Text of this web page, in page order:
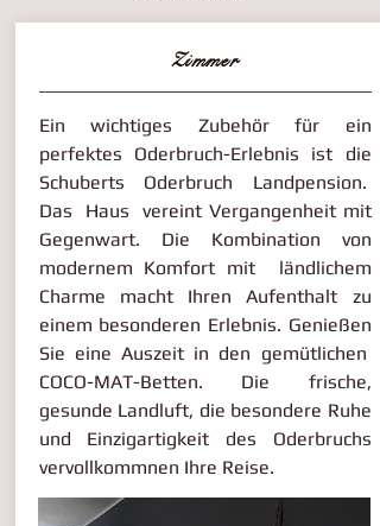
Zimmer
Ein wichtiges Zubehör für ein
perfektes Oderbruch-Erlebnis ist die
Schuberts Oderbruch Landpension.
Das Haus vereint Vergangenheit mit
Gegenwart. Die Kombination von
modernem Komfort mit ländlichem
Charme macht Ihren Aufenthalt zu
einem besonderen Erlebnis. Genießen
Sie eine Auszeit in den gemütlichen
COCO-MAT-Betten. Die frische,
gesunde Landluft, die besondere Ruhe
und Einzigartigkeit des Oderbruchs
vervollkommnen Ihre Reise.